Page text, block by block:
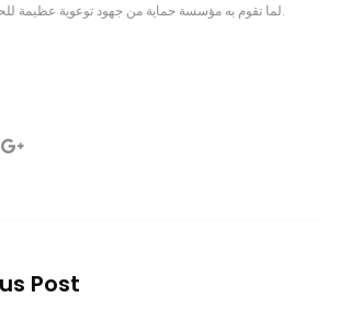
لما تقوم به مؤسسة حماية من جهود توعوية عظيمة للحد من العنف بكافة أشكاله.
Google+
Post